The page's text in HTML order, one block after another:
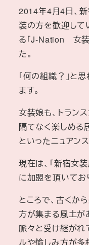
2014年4月4日、
装の方を歓迎して
る「J-Nation 女装
た。
「何の組織？」と
ます。
女装娘も、トラン
隔てなく楽しめる
といったニュアン
現在は、「新宿女
に加盟を頂いてお
ところで、古くか
方が集まる風土が
脈々と受け継がれ
ルや愉しみ方が多